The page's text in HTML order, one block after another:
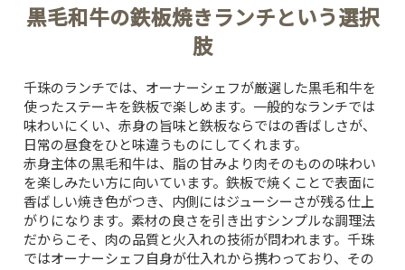
黒毛和牛の鉄板焼きランチという選択
肢
千珠のランチでは、オーナーシェフが厳選した黒毛和牛を
使ったステーキを鉄板で楽しめます。一般的なランチでは
味わいにくい、赤身の旨味と鉄板ならではの香ばしさが、
日常の昼食をひと味違うものにしてくれます。
赤身主体の黒毛和牛は、脂の甘みより肉そのものの味わい
を楽しみたい方に向いています。鉄板で焼くことで表面に
香ばしい焼き色がつき、内側にはジューシーさが残る仕上
がりになります。素材の良さを引き出すシンプルな調理法
だからこそ、肉の品質と火入れの技術が問われます。千珠
ではオーナーシェフ自身が仕入れから携わっており、その